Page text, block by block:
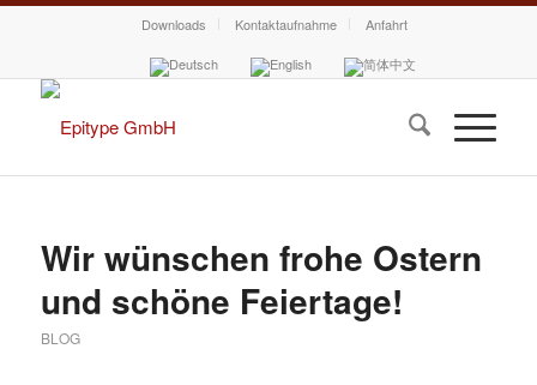
Downloads Kontaktaufnahme Anfahrt
Wir wünschen frohe Ostern
und schöne Feiertage!
BLOG